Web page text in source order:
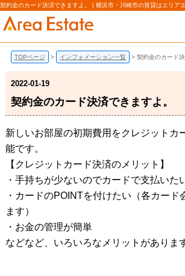
契約金のカード決済できますよ。 | 横浜市・川崎市の賃貸はエリア
TOPページ インフォメーション一覧 契約金のカード決
2022-01-19
契約金のカード決済できますよ。
新しいお部屋の初期費用をクレジットカ
能です。
【クレジットカード決済のメリット】
・手持ちが少ないのでカードで支払いた
・カードのPOINTを付けたい（各カード
ます）
・お金の管理が簡単
などなど、いろいろなメリットがありま